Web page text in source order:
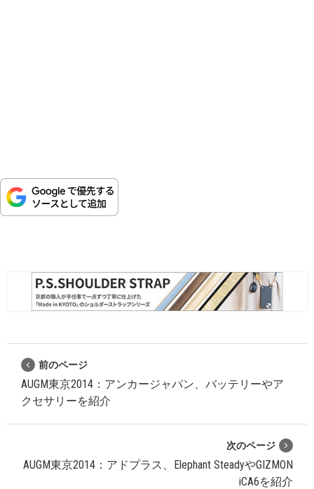
前のページ
AUGM東京2014：アンカージャパン、バッテリーやア
クセサリーを紹介
次のページ
AUGM東京2014：アドプラス、Elephant SteadyやGIZMON
iCA6を紹介